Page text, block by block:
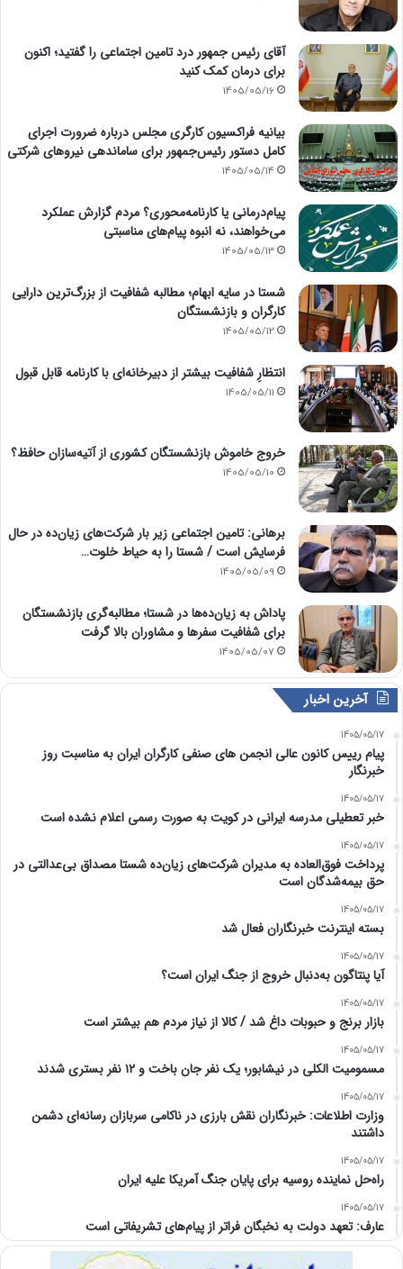
آقای رئیس جمهور درد تامین اجتماعی را گفتید؛ اکنون
برای درمان کمک کنید
1405/05/16
بیانیه فراکسیون کارگری مجلس درباره ضرورت اجرای
کامل دستور رئیس‌جمهور برای ساماندهی نیروهای شرکتی
1405/05/14
پیام‌درمانی یا کارنامه‌محوری؟ مردم گزارش عملکرد
می‌خواهند، نه انبوه پیام‌های مناسبتی
1405/05/13
شستا در سایه ابهام؛ مطالبه شفافیت از بزرگ‌ترین دارایی
کارگران و بازنشستگان
1405/05/12
انتظارِ شفافیت بیشتر از دبیرخانه‌ای با کارنامه قابل قبول
1405/05/11
خروج خاموش بازنشستگان کشوری از آتیه‌سازان حافظ؟
1405/05/10
برهانی: تامین اجتماعی زیر بار شرکت‌های زیان‌ده در حال
فرسایش است / شستا را به حیاط خلوت…
1405/05/09
پاداش به زیان‌ده‌ها در شستا؛ مطالبه‌گری بازنشستگان
برای شفافیت سفرها و مشاوران بالا گرفت
1405/05/07
آخرین اخبار
1405/05/17
پیام رییس کانون عالی انجمن های صنفی کارگران ایران به مناسبت روز
خبرنگار
1405/05/17
خبر تعطیلی مدرسه ایرانی در کویت به صورت رسمی اعلام نشده است
1405/05/17
پرداخت فوق‌العاده به مدیران شرکت‌های زیان‌ده شستا مصداق بی‌عدالتی در
حق بیمه‌شدگان است
1405/05/17
بسته اینترنت خبرنگاران فعال شد
1405/05/17
آیا پنتاگون به‌دنبال خروج از جنگ ایران است؟
1405/05/17
بازار برنج و حبوبات داغ شد / کالا از نیاز مردم هم بیشتر است
1405/05/17
مسمومیت الکلی در نیشابور؛ یک نفر جان باخت و ۱۲ نفر بستری شدند
1405/05/17
وزارت اطلاعات: خبرنگاران نقش بارزی در ناکامی سربازان رسانه‌ای دشمن
داشتند
1405/05/17
راه‌حل نماینده روسیه برای پایان جنگ آمریکا علیه ایران
1405/05/17
عارف: تعهد دولت به نخبگان فراتر از پیام‎‌های تشریفاتی است